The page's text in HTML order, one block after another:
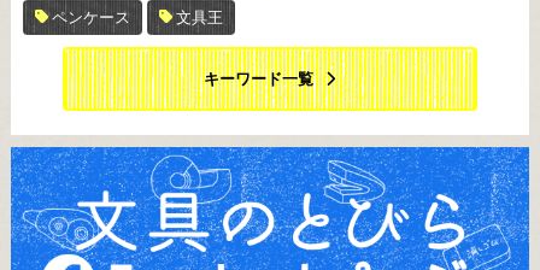
ペンケース 文具王
キーワード一覧